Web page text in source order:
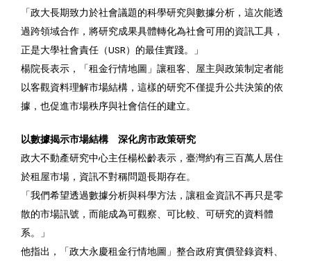
「政大長期致力於社會議題的科學研究與數據分析，這次能透
過跨領域合作，將研究成果具體轉化為社會可用的資訊工具，
正是大學社會責任（USR）的最佳實踐。」
楊院長表示，「租金行情地圖」讓租客、屋主與政策制定者能
以客觀資料理解市場結構，這樣的研究不僅提升公共決策的依
據，也促進市場秩序與社會信任的建立。
以數據揭示市場結構 深化房市政策研究
政大不動產研究中心主任楊松齡表示，臺灣約有三百萬人居住
於租屋市場，資訊不對稱問題長期存在。
「我們希望透過數據分析與科學方法，讓租金資訊不再只是零
散的市場訊號，而能成為可觀察、可比較、可研究的資料體
系。」
他指出，「政大永慶租金行情地圖」整合政府實價登錄資料、